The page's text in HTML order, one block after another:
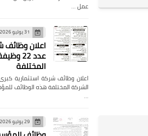
عمل …
31 يوليو 2026
اعلان وظائف
عدد 22
المختلفة
الشركة المختلفة هذه الوظائف
…
29 يوليو 2026